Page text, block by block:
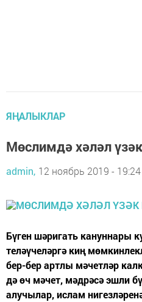
ЯҢАЛЫКЛАР
Мөслимдә хәләл
admin, 12 ноябрь 2019 - 19:24
Бүген шәригать кануннары
теләүчеләргә киң
бер-бер артлы мәчетләр
дә өч мәчет, мәдрәсә эшли
алучылар, ислам